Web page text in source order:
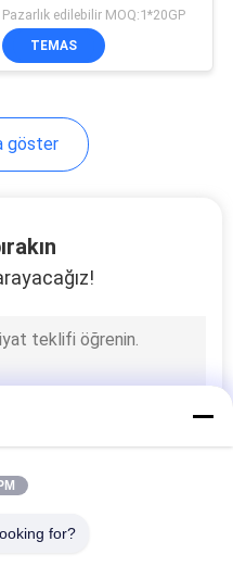
Ve
Pazarlık edilebilir MOQ:1*20GP
TEMAS
göster
for?